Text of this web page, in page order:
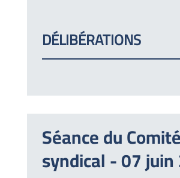
DÉLIBÉRATIONS
Séance du Comité
syndical - 07